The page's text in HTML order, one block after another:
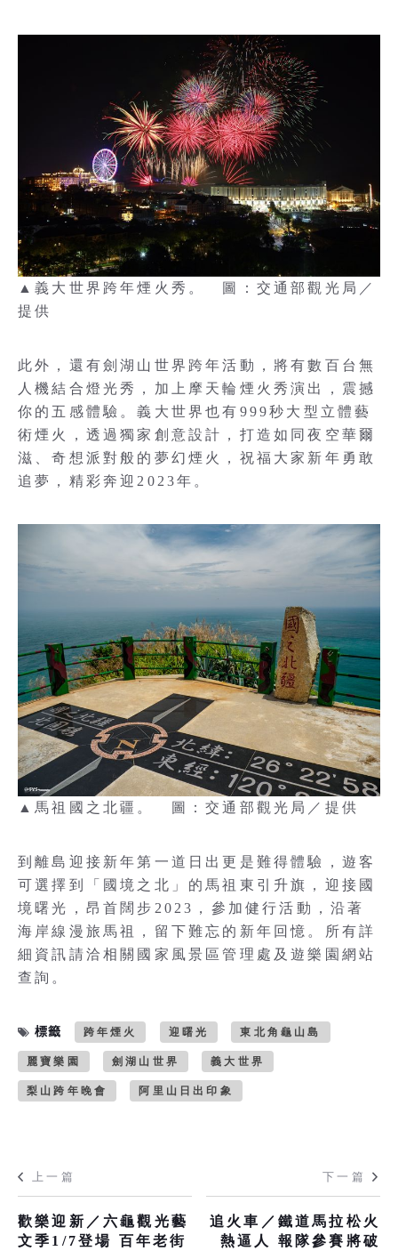
▲義大世界跨年煙火秀。 圖：交通部觀光局／
提供
此外，還有劍湖山世界跨年活動，將有數百台無
人機結合燈光秀，加上摩天輪煙火秀演出，震撼
你的五感體驗。義大世界也有999秒大型立體藝
術煙火，透過獨家創意設計，打造如同夜空華爾
滋、奇想派對般的夢幻煙火，祝福大家新年勇敢
追夢，精彩奔迎2023年。
▲馬祖國之北疆。 圖：交通部觀光局／提供
到離島迎接新年第一道日出更是難得體驗，遊客
可選擇到「國境之北」的馬祖東引升旗，迎接國
境曙光，昂首闊步2023，參加健行活動，沿著
海岸線漫旅馬祖，留下難忘的新年回憶。所有詳
細資訊請洽相關國家風景區管理處及遊樂園網站
查詢。
標籤 跨年煙火 迎曙光 東北角龜山島
麗寶樂園 劍湖山世界 義大世界
梨山跨年晚會 阿里山日出印象
上一篇
歡樂迎新／六龜觀光藝
文季1/7登場 百年老街
下一篇
追火車／鐵道馬拉松火
熱逼人 報隊參賽將破